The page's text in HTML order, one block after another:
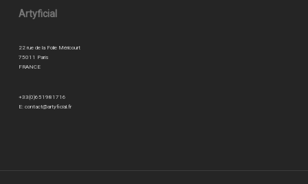
Artyficial
22 rue de la Folie Méricourt
75011 Paris
FRANCE
+33(0)651981716
E: contact@artyficial.fr